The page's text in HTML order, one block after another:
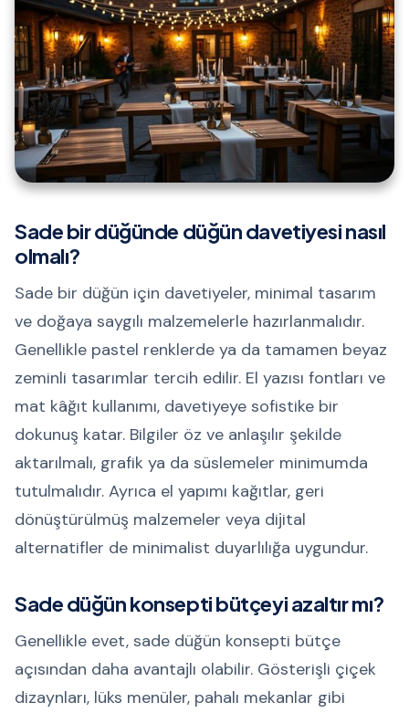
Sade bir düğünde düğün davetiyesi nasıl
olmalı?
Sade bir düğün için davetiyeler, minimal tasarım
ve doğaya saygılı malzemelerle hazırlanmalıdır.
Genellikle pastel renklerde ya da tamamen beyaz
zeminli tasarımlar tercih edilir. El yazısı fontları ve
mat kâğıt kullanımı, davetiyeye sofistike bir
dokunuş katar. Bilgiler öz ve anlaşılır şekilde
aktarılmalı, grafik ya da süslemeler minimumda
tutulmalıdır. Ayrıca el yapımı kağıtlar, geri
dönüştürülmüş malzemeler veya dijital
alternatifler de minimalist duyarlılığa uygundur.
Sade düğün konsepti bütçeyi azaltır mı?
Genellikle evet, sade düğün konsepti bütçe
açısından daha avantajlı olabilir. Gösterişli çiçek
dizaynları, lüks menüler, pahalı mekanlar gibi